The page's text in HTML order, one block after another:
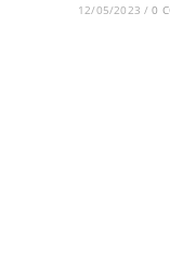
12/05/2023 / 0